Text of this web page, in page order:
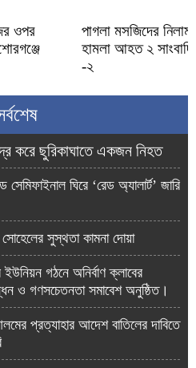
ওপর
পাগলা মসজিদের নিলাম
হামলা আহত ২
-২
করে ছুরিকাঘাতে একজন নিহত
সেমিফাইনাল ঘিরে ‘রেড অ্যালার্ট’ জারি
সোহেলের সুস্থতা কামনা দোয়া
গঠনে অনির্বাণ ক্লাবের
ও গণসচেতনতা সমাবেশ অনুষ্ঠিত।
প্রত্যাহার আদেশ বাতিলের দাবিতে